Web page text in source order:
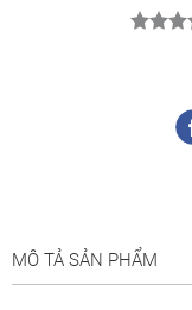
MÔ TẢ SẢN PHẨM